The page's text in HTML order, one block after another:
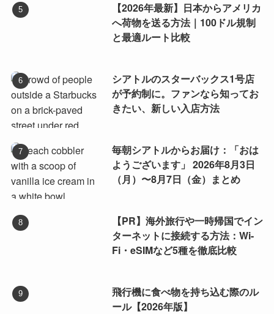
【2026年最新】日本からアメリカ
へ荷物を送る方法｜100ドル規制
と最適ルート比較
シアトルのスターバックス1号店
が予約制に。ファンなら知ってお
きたい、新しい入店方法
毎朝シアトルからお届け：「おは
ようございます」 2026年8月3日
（月）〜8月7日（金）まとめ
【PR】海外旅行や一時帰国でイン
ターネットに接続する方法：Wi-
Fi・eSIMなど5種を徹底比較
飛行機に食べ物を持ち込む際のル
ール【2026年版】